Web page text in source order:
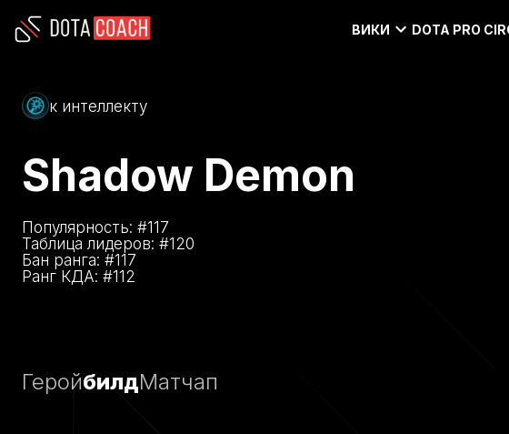
ВИКИ DOTA PRO
к интеллекту
Shadow Demon
Популярность: #117
Таблица лидеров: #120
Бан ранга: #117
Ранг КДА: #112
ГеройбилдМатчап